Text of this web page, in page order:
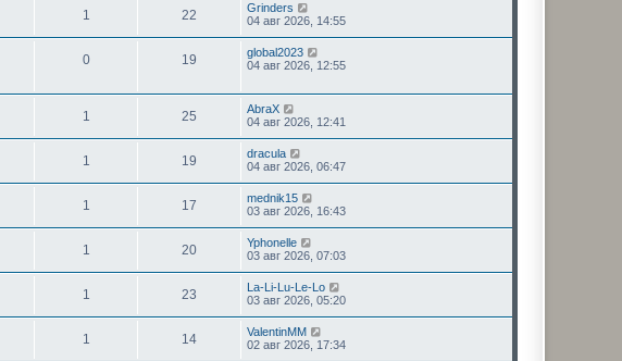
1 22
Grinders
04 авг 2026, 14:55
0 19
global2023
04 авг 2026, 12:55
1 25
AbraX
04 авг 2026, 12:41
1 19
dracula
04 авг 2026, 06:47
1 17
mednik15
03 авг 2026, 16:43
1 20
Yphonelle
03 авг 2026, 07:03
1 23
La-Li-Lu-Le-Lo
03 авг 2026, 05:20
1 14
ValentinMM
02 авг 2026, 17:34